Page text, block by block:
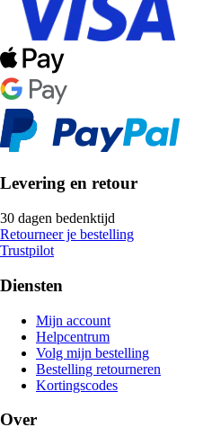
Levering en retour
30 dagen bedenktijd
Retourneer je bestelling
Trustpilot
Diensten
Mijn account
Helpcentrum
Volg mijn bestelling
Bestelling retourneren
Kortingscodes
Over